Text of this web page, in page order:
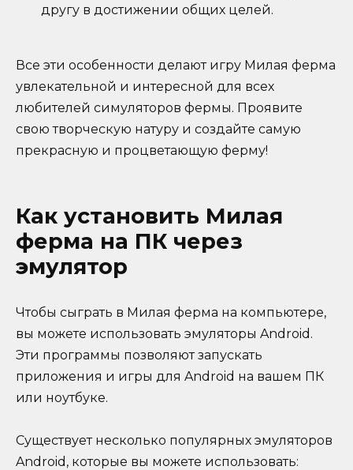
другу в достижении общих целей.
Все эти особенности делают игру Милая ферма
увлекательной и интересной для всех
любителей симуляторов фермы. Проявите
свою творческую натуру и создайте самую
прекрасную и процветающую ферму!
Как установить Милая
ферма на ПК через
эмулятор
Чтобы сыграть в Милая ферма на компьютере,
вы можете использовать эмуляторы Android.
Эти программы позволяют запускать
приложения и игры для Android на вашем ПК
или ноутбуке.
Существует несколько популярных эмуляторов
Android, которые вы можете использовать: